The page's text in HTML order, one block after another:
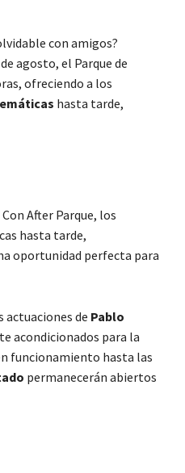
con amigos?
agosto, el Parque de
ofreciendo a los
hasta tarde,
Con After Parque, los
hasta tarde,
oportunidad perfecta para
actuaciones de Pablo
acondicionados para la
funcionamiento hasta las
permanecerán abiertos